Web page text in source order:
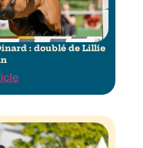
: doublé de Lillie